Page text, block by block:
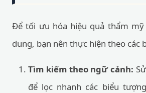
Để tối ưu hóa hiệu quả thẩm mỹ
dung, bạn nên thực hiện theo các
Tìm kiếm theo ngữ cảnh:
để lọc nhanh các biểu